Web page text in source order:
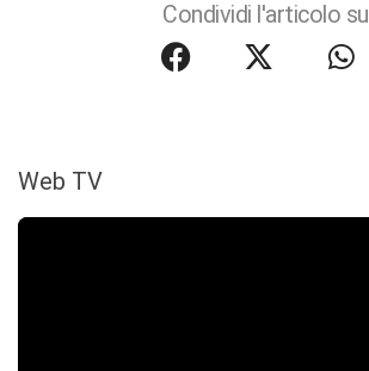
Condividi l'articolo
Web TV